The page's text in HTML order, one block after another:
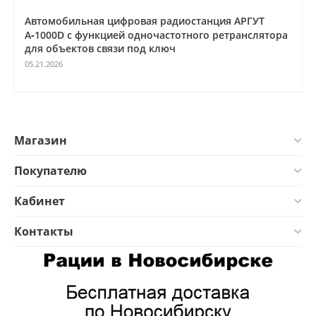
Автомобильная цифровая радиостанция АРГУТ
А‑1000D с функцией одночастотного ретранслятора
для объектов связи под ключ
05.21.2026
Магазин
Покупателю
Кабинет
Контакты